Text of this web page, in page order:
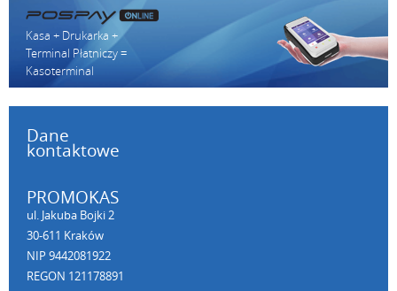
Kasa + Drukarka +
Terminal Płatniczy =
Kasoterminal
Dane
kontaktowe
PROMOKAS
ul. Jakuba Bojki 2
30-611 Kraków
NIP 9442081922
REGON 121178891